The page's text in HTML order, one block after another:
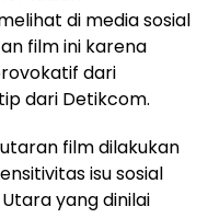
di media sosial
film ini karena
dari
dari Detikcom.
film dilakukan
isu sosial
yang dinilai